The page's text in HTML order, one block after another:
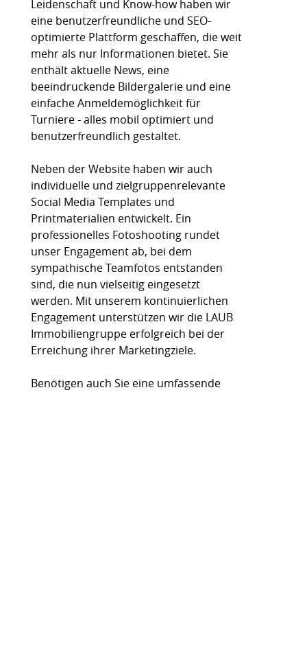
Leidenschaft und Know-how haben wir
eine benutzerfreundliche und SEO-
optimierte Plattform geschaffen, die weit
mehr als nur Informationen bietet. Sie
enthält aktuelle News, eine
beeindruckende Bildergalerie und eine
einfache Anmeldemöglichkeit für
Turniere - alles mobil optimiert und
benutzerfreundlich gestaltet.
Neben der Website haben wir auch
individuelle und zielgruppenrelevante
Social Media Templates und
Printmaterialien entwickelt. Ein
professionelles Fotoshooting rundet
unser Engagement ab, bei dem
sympathische Teamfotos entstanden
sind, die nun vielseitig eingesetzt
werden. Mit unserem kontinuierlichen
Engagement unterstützen wir die LAUB
Immobiliengruppe erfolgreich bei der
Erreichung ihrer Marketingziele.
Benötigen auch Sie eine umfassende